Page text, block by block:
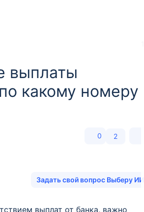
выплаты
какому номеру
0 2
Задать свой вопрос Выберу ИИ
выплат от банка, важно